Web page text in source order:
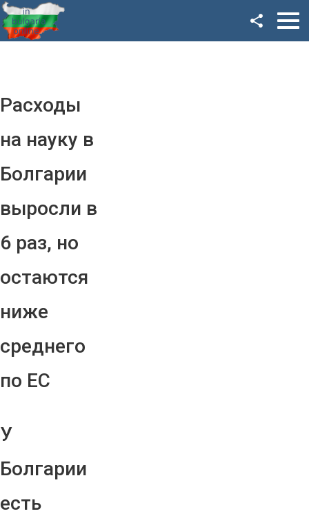
Расходы
на науку в
Болгарии
выросли в
6 раз, но
остаются
ниже
среднего
по ЕС
У
Болгарии
есть